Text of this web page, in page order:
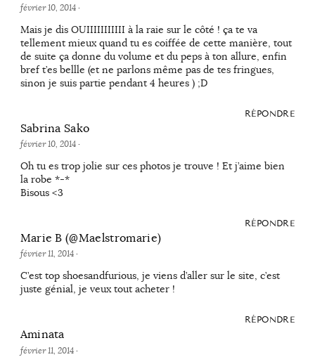
février 10, 2014·
Mais je dis OUIIIIIIIIIII à la raie sur le côté ! ça te va
tellement mieux quand tu es coiffée de cette manière, tout
de suite ça donne du volume et du peps à ton allure, enfin
bref t’es bellle (et ne parlons même pas de tes fringues,
sinon je suis partie pendant 4 heures ) ;D
RÉPONDRE
Sabrina Sako
février 10, 2014·
Oh tu es trop jolie sur ces photos je trouve ! Et j’aime bien
la robe *-*
Bisous <3
RÉPONDRE
Marie B (@Maelstromarie)
février 11, 2014·
C’est top shoesandfurious, je viens d’aller sur le site, c’est
juste génial, je veux tout acheter !
RÉPONDRE
Aminata
février 11, 2014·